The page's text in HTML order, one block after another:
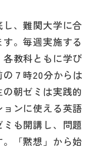
、難関大学に合
。毎週実施する
教科ともに学び
７時20分からは
の朝ゼミは実践的
ンに使える英語
も開講し、問題
「黙想」から始